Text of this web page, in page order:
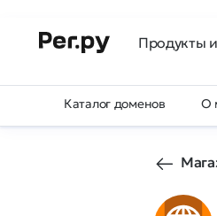
Продукты
Каталог доменов О